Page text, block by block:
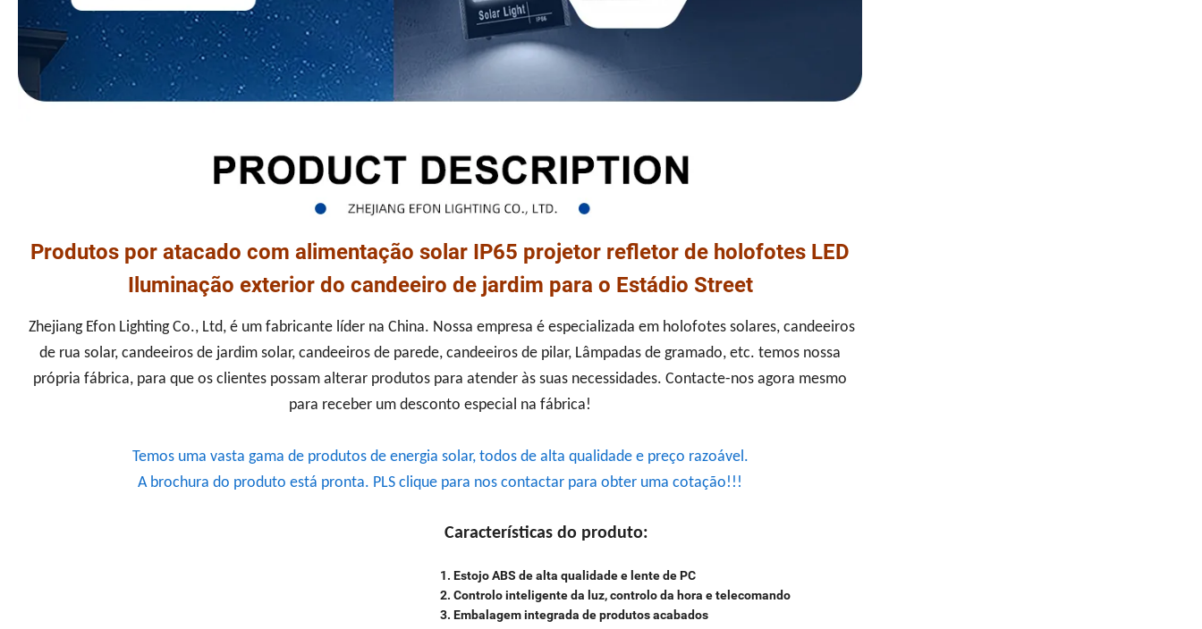
Produtos por atacado com alimentação solar IP65 projetor refletor de holofotes LED
Iluminação exterior do candeeiro de jardim para o Estádio Street
Zhejiang Efon Lighting Co., Ltd, é um fabricante líder na China. Nossa empresa é especializada em holofotes solares, candeeiros
de rua solar, candeeiros de jardim solar, candeeiros de parede, candeeiros de pilar, Lâmpadas de gramado, etc. temos nossa
própria fábrica, para que os clientes possam alterar produtos para atender às suas necessidades. Contacte-nos agora mesmo
para receber um desconto especial na fábrica!
Temos uma vasta gama de produtos de energia solar, todos de alta qualidade e preço razoável.
A brochura do produto está pronta. PLS clique para nos contactar para obter uma cotação!!!
Características do produto:
1. Estojo ABS de alta qualidade e lente de PC
2. Controlo inteligente da luz, controlo da hora e telecomando
3. Embalagem integrada de produtos acabados